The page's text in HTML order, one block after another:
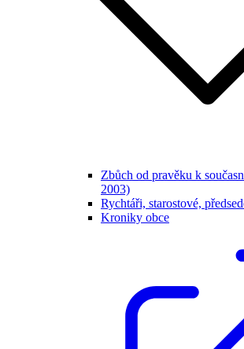
Zbůch od pravěku k
2003)
Rychtáři, starostové,
Kroniky obce